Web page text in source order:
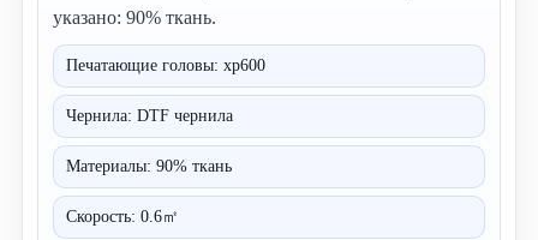
количество
Рабочее напряжение
мощность режим
Функционал принтера DTF принтер
Разрешение 1440-720dpi
указано: 90% ткань.
Печатающие головы: xp600
Чернила: DTF чернила
Материалы: 90% ткань
Скорость: 0.6㎡